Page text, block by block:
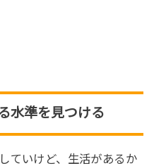
水準を見つける
ていけど、生活があるか